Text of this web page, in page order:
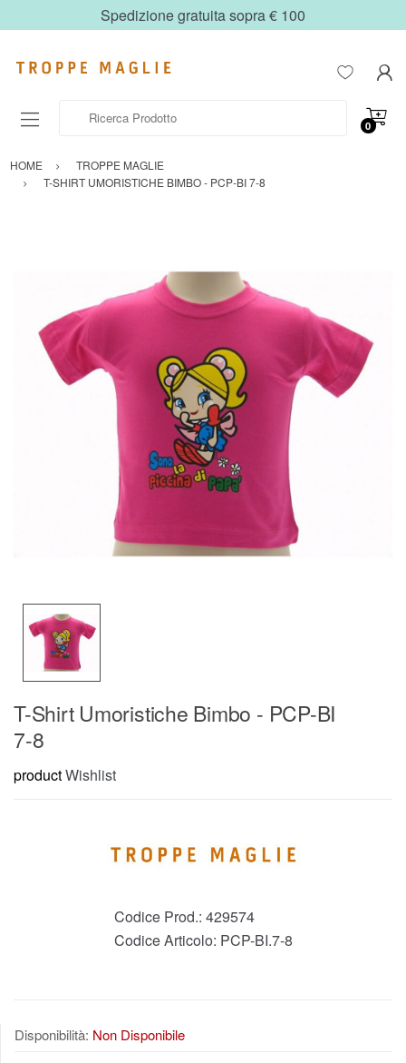
Spedizione gratuita sopra € 100
0
HOME
TROPPE MAGLIE
T-SHIRT UMORISTICHE BIMBO - PCP-BI 7-8
T-Shirt Umoristiche Bimbo - PCP-BI
7-8
productWishlist
Codice Prod.: 429574
Codice Articolo: PCP-BI.7-8
Disponibilità: Non Disponibile